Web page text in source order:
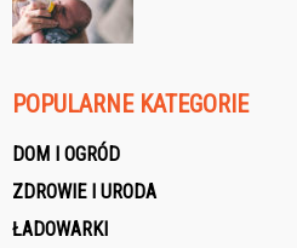
POPULARNE KATEGORIE
DOM I OGRÓD
ZDROWIE I URODA
ŁADOWARKI